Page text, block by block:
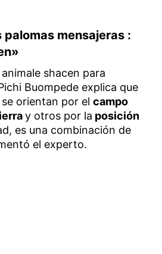
palomas mensajeras :
shacen para
Buompede explica que
orientan por el campo
y otros por la posición
es una combinación de
el experto.